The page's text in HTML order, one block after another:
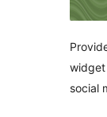
social